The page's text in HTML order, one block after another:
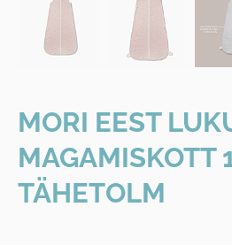
MORI EEST
MAGAMISKOTT
TÄHETOLM